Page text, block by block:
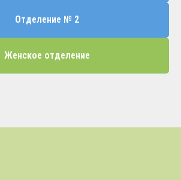
Отделение № 2
Женское отделение